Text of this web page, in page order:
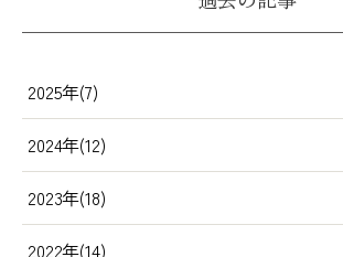
2025年(7)
2024年(12)
2023年(18)
2022年(14)